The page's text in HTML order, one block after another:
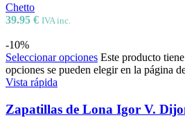
Chetto
39.95 € IVA inc.
-10%
Seleccionar opciones Este producto
opciones se pueden elegir en la página
Vista rápida
Zapatillas de Lona Igor V.